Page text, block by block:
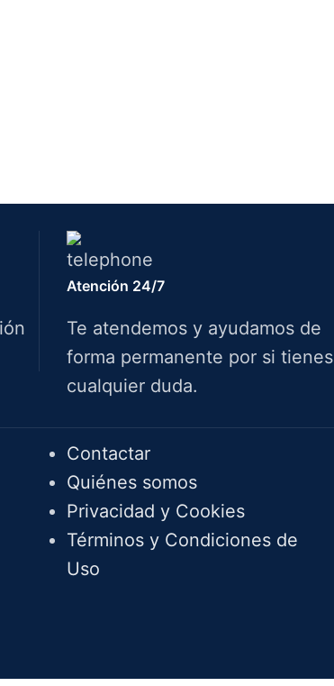
Atención 24/7
Te atendemos y ayudamos de
forma permanente por si tienes
cualquier duda.
Contactar
Quiénes somos
Privacidad y Cookies
Términos y Condiciones de
Uso